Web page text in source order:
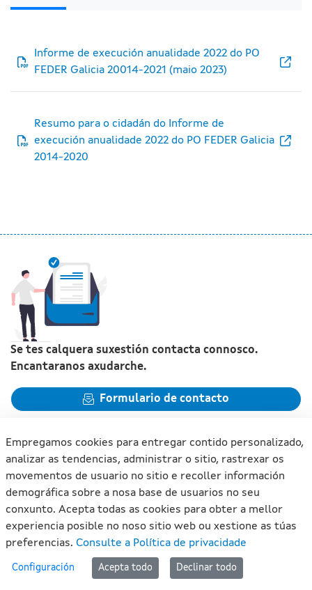
Informe de execución anualidade 2022 do PO
FEDER Galicia 20014-2021 (maio 2023)
Resumo para o cidadán do Informe de
execución anualidade 2022 do PO FEDER Galicia
2014-2020
Se tes calquera suxestión contacta connosco.
Encantaranos axudarche.
Formulario de contacto
Xunta de Galicia. Información mantida e publicada na internet
pola Xunta de Galicia
Atención á cidadanía
Accesibilidade
Empregamos cookies para entregar contido personalizado,
analizar as tendencias, administrar o sitio, rastrexar os
movementos de usuario no sitio e recoller información
demográfica sobre a nosa base de usuarios no seu
conxunto. Acepta todas as cookies para obter a mellor
experiencia posible no noso sitio web ou xestione as túas
preferencias. Consulte a Política de privacidade
Configuración Acepta todo Declinar todo